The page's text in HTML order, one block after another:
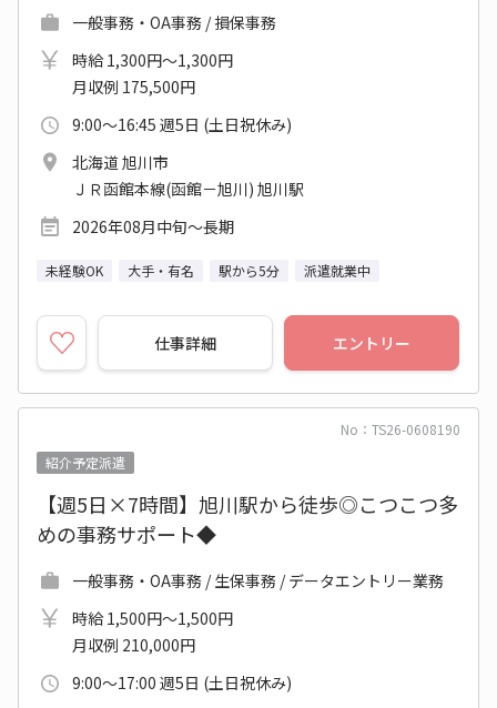
一般事務・OA事務 / 損保事務
時給 1,300円～1,300円
月収例 175,500円
9:00～16:45 週5日 (土日祝休み)
北海道 旭川市
ＪＲ函館本線(函館－旭川) 旭川駅
2026年08月中旬～長期
未経験OK 大手・有名 駅から5分 派遣就業中
仕事詳細 エントリー
No：TS26-0608190
紹介予定派遣
【週5日×7時間】旭川駅から徒歩◎こつこつ多
めの事務サポート◆
一般事務・OA事務 / 生保事務 / データエントリー業務
時給 1,500円～1,500円
月収例 210,000円
9:00～17:00 週5日 (土日祝休み)